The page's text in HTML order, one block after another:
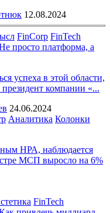
12.08.2024
FinCorp FinTech
просто платформа, а
успеха в этой области,
компании «...
24.06.2024
Аналитика Колонки
НРА, наблюдается
МСП выросло на 6%
FinTech